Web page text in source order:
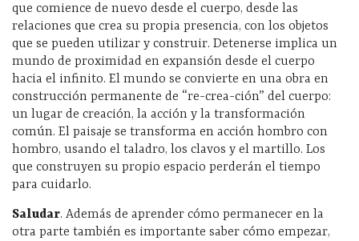
que comience de nuevo desde el cuerpo, desde las
relaciones que crea su propia presencia, con los objetos
que se pueden utilizar y construir. Detenerse implica un
mundo de proximidad en expansión desde el cuerpo
hacia el infinito. El mundo se convierte en una obra en
construcción permanente de “re-crea-ción” del cuerpo:
un lugar de creación, la acción y la transformación
común. El paisaje se transforma en acción hombro con
hombro, usando el taladro, los clavos y el martillo. Los
que construyen su propio espacio perderán el tiempo
para cuidarlo.
Saludar. Además de aprender cómo permanecer en la
otra parte también es importante saber cómo empezar,